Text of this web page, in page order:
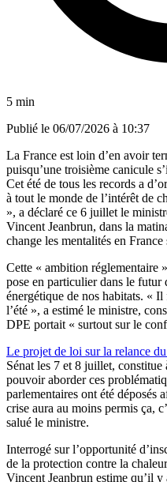
5 min
Publié le 06/07/2026 à 10:37
La France est loin d’en avoir
puisqu’une troisième canicule
Cet été de tous les records a
à tout le monde de l’intérêt de
», a déclaré ce 6 juillet le
Vincent Jeanbrun, dans la
change les mentalités en
Cette « ambition réglementaire
pose en particulier dans le
énergétique de nos habitats. «
l’été », a estimé le ministre,
DPE portait « surtout sur le
Le projet de loi sur la relance
Sénat les 7 et 8 juillet,
pouvoir aborder ces
parlementaires ont été déposés
crise aura au moins permis ça,
salué le ministre.
Interrogé sur l’opportunité
de la protection contre la
Vincent Jeanbrun estime qu’il